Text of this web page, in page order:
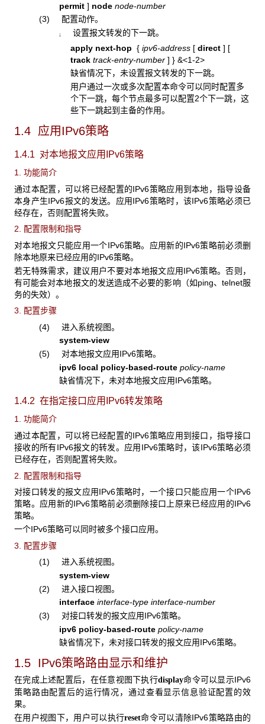
permit ] node node-number
(3) 配置动作。
¡
设置报文转发的下一跳。
apply next-hop { ipv6-address [ direct ] [
track track-entry-number ] } &<1-2>
缺省情况下，未设置报文转发的下一跳。
用户通过一次或多次配置本命令可以同时配置多
个下一跳，每个节点最多可以配置2个下一跳，这
些下一跳起到主备的作用。
1.4 应用IPv6策略
1.4.1 对本地报文应用IPv6策略
1. 功能简介
通过本配置，可以将已经配置的IPv6策略应用到本地，指导设备
本身产生IPv6报文的发送。应用IPv6策略时，该IPv6策略必须已
经存在，否则配置将失败。
2. 配置限制和指导
对本地报文只能应用一个IPv6策略。应用新的IPv6策略前必须删
除本地原来已经应用的IPv6策略。
若无特殊需求，建议用户不要对本地报文应用IPv6策略。否则，
有可能会对本地报文的发送造成不必要的影响（如ping、telnet服
务的失效）。
3. 配置步骤
(4) 进入系统视图。
system-view
(5) 对本地报文应用IPv6策略。
ipv6 local policy-based-route policy-name
缺省情况下，未对本地报文应用IPv6策略。
1.4.2 在指定接口应用IPv6转发策略
1. 功能简介
通过本配置，可以将已经配置的IPv6策略应用到接口，指导接口
接收的所有IPv6报文的转发。应用IPv6策略时，该IPv6策略必须
已经存在，否则配置将失败。
2. 配置限制和指导
对接口转发的报文应用IPv6策略时，一个接口只能应用一个IPv6
策略。应用新的IPv6策略前必须删除接口上原来已经应用的IPv6
策略。
一个IPv6策略可以同时被多个接口应用。
3. 配置步骤
(1) 进入系统视图。
system-view
(2) 进入接口视图。
interface interface-type interface-number
(3) 对接口转发的报文应用IPv6策略。
ipv6 policy-based-route policy-name
缺省情况下，未对接口转发的报文应用IPv6策略。
1.5 IPv6策略路由显示和维护
在完成上述配置后，在任意视图下执行display命令可以显示IPv6
策略路由配置后的运行情况，通过查看显示信息验证配置的效
果。
在用户视图下，用户可以执行reset命令可以清除IPv6策略路由的